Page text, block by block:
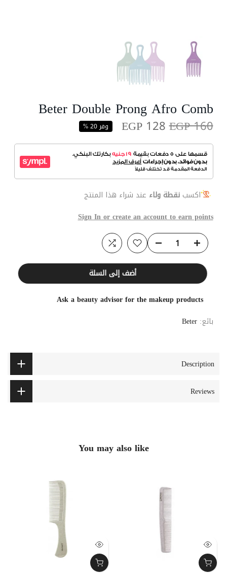
Beter Double Prong Afro Comb
EGP 160
EGP 128 وفر 20 %
اكسبنقطة ولاء عند شراء هذا المنتج
Sign In or create an account to earn points
أضف إلى السلة
Ask a beauty advisor for the makeup products
بائع:Beter
Description
Reviews
You may also like